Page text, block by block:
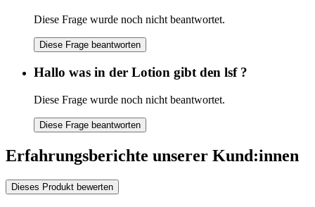
Diese Frage wurde noch nicht beantwortet.
Diese Frage beantworten
Hallo was in der Lotion gibt den lsf ?
Diese Frage wurde noch nicht beantwortet.
Diese Frage beantworten
Erfahrungsberichte unserer Kund:innen
Dieses Produkt bewerten